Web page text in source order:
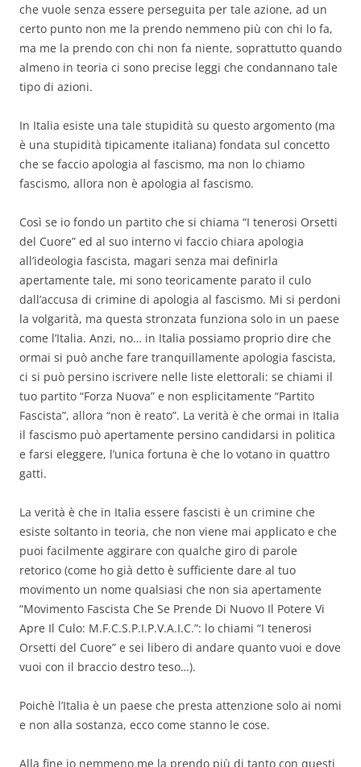
che vuole senza essere perseguita per tale azione, ad un
certo punto non me la prendo nemmeno più con chi lo fa,
ma me la prendo con chi non fa niente, soprattutto quando
almeno in teoria ci sono precise leggi che condannano tale
tipo di azioni.
In Italia esiste una tale stupidità su questo argomento (ma
è una stupidità tipicamente italiana) fondata sul concetto
che se faccio apologia al fascismo, ma non lo chiamo
fascismo, allora non è apologia al fascismo.
Così se io fondo un partito che si chiama “I tenerosi Orsetti
del Cuore” ed al suo interno vi faccio chiara apologia
all’ideologia fascista, magari senza mai definirla
apertamente tale, mi sono teoricamente parato il culo
dall’accusa di crimine di apologia al fascismo. Mi si perdoni
la volgarità, ma questa stronzata funziona solo in un paese
come l’Italia. Anzi, no… in Italia possiamo proprio dire che
ormai si può anche fare tranquillamente apologia fascista,
ci si può persino iscrivere nelle liste elettorali: se chiami il
tuo partito “Forza Nuova” e non esplicitamente “Partito
Fascista”, allora “non è reato”. La verità è che ormai in Italia
il fascismo può apertamente persino candidarsi in politica
e farsi eleggere, l’unica fortuna è che lo votano in quattro
gatti.
La verità è che in Italia essere fascisti è un crimine che
esiste soltanto in teoria, che non viene mai applicato e che
puoi facilmente aggirare con qualche giro di parole
retorico (come ho già detto è sufficiente dare al tuo
movimento un nome qualsiasi che non sia apertamente
“Movimento Fascista Che Se Prende Di Nuovo Il Potere Vi
Apre Il Culo: M.F.C.S.P.I.P.V.A.I.C.”: lo chiami “I tenerosi
Orsetti del Cuore” e sei libero di andare quanto vuoi e dove
vuoi con il braccio destro teso…).
Poichè l’Italia è un paese che presta attenzione solo ai nomi
e non alla sostanza, ecco come stanno le cose.
Alla fine io nemmeno me la prendo più di tanto con questi